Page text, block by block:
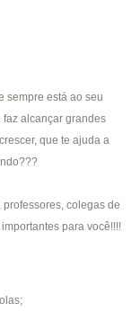
sempre está ao seu
faz alcançar grandes
que te ajuda a
colegas de
para você!!!!